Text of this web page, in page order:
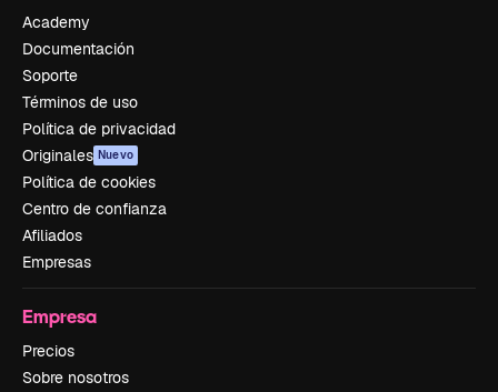
Academy
Documentación
Soporte
Términos de uso
Política de privacidad
Originales Nuevo
Política de cookies
Centro de confianza
Afiliados
Empresas
Empresa
Precios
Sobre nosotros